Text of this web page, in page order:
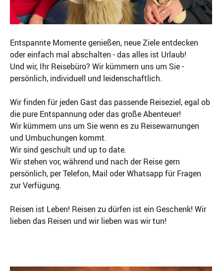
Entspannte Momente genießen, neue Ziele entdecken
oder einfach mal abschalten - das alles ist Urlaub!
Und wir, Ihr Reisebüro? Wir kümmern uns um Sie -
persönlich, individuell und leidenschaftlich.
Wir finden für jeden Gast das passende Reiseziel, egal ob
die pure Entspannung oder das große Abenteuer!
Wir kümmern uns um Sie wenn es zu Reisewarnungen
und Umbuchungen kommt.
Wir sind geschult und up to date.
Wir stehen vor, während und nach der Reise gern
persönlich, per Telefon, Mail oder Whatsapp für Fragen
zur Verfügung.
Reisen ist Leben! Reisen zu dürfen ist ein Geschenk! Wir
lieben das Reisen und wir lieben was wir tun!